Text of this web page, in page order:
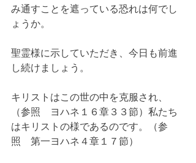
み通すことを遮っている恐れは何でし
ょうか。
聖霊様に示していただき、今日も前進
し続けましょう。
キリストはこの世の中を克服され、
（参照　ヨハネ１６章３３節）私たち
はキリストの様であるのです。（参
照　第一ヨハネ４章１７節）